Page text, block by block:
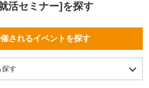
活セミナー]を探す
されるイベントを探す
探す